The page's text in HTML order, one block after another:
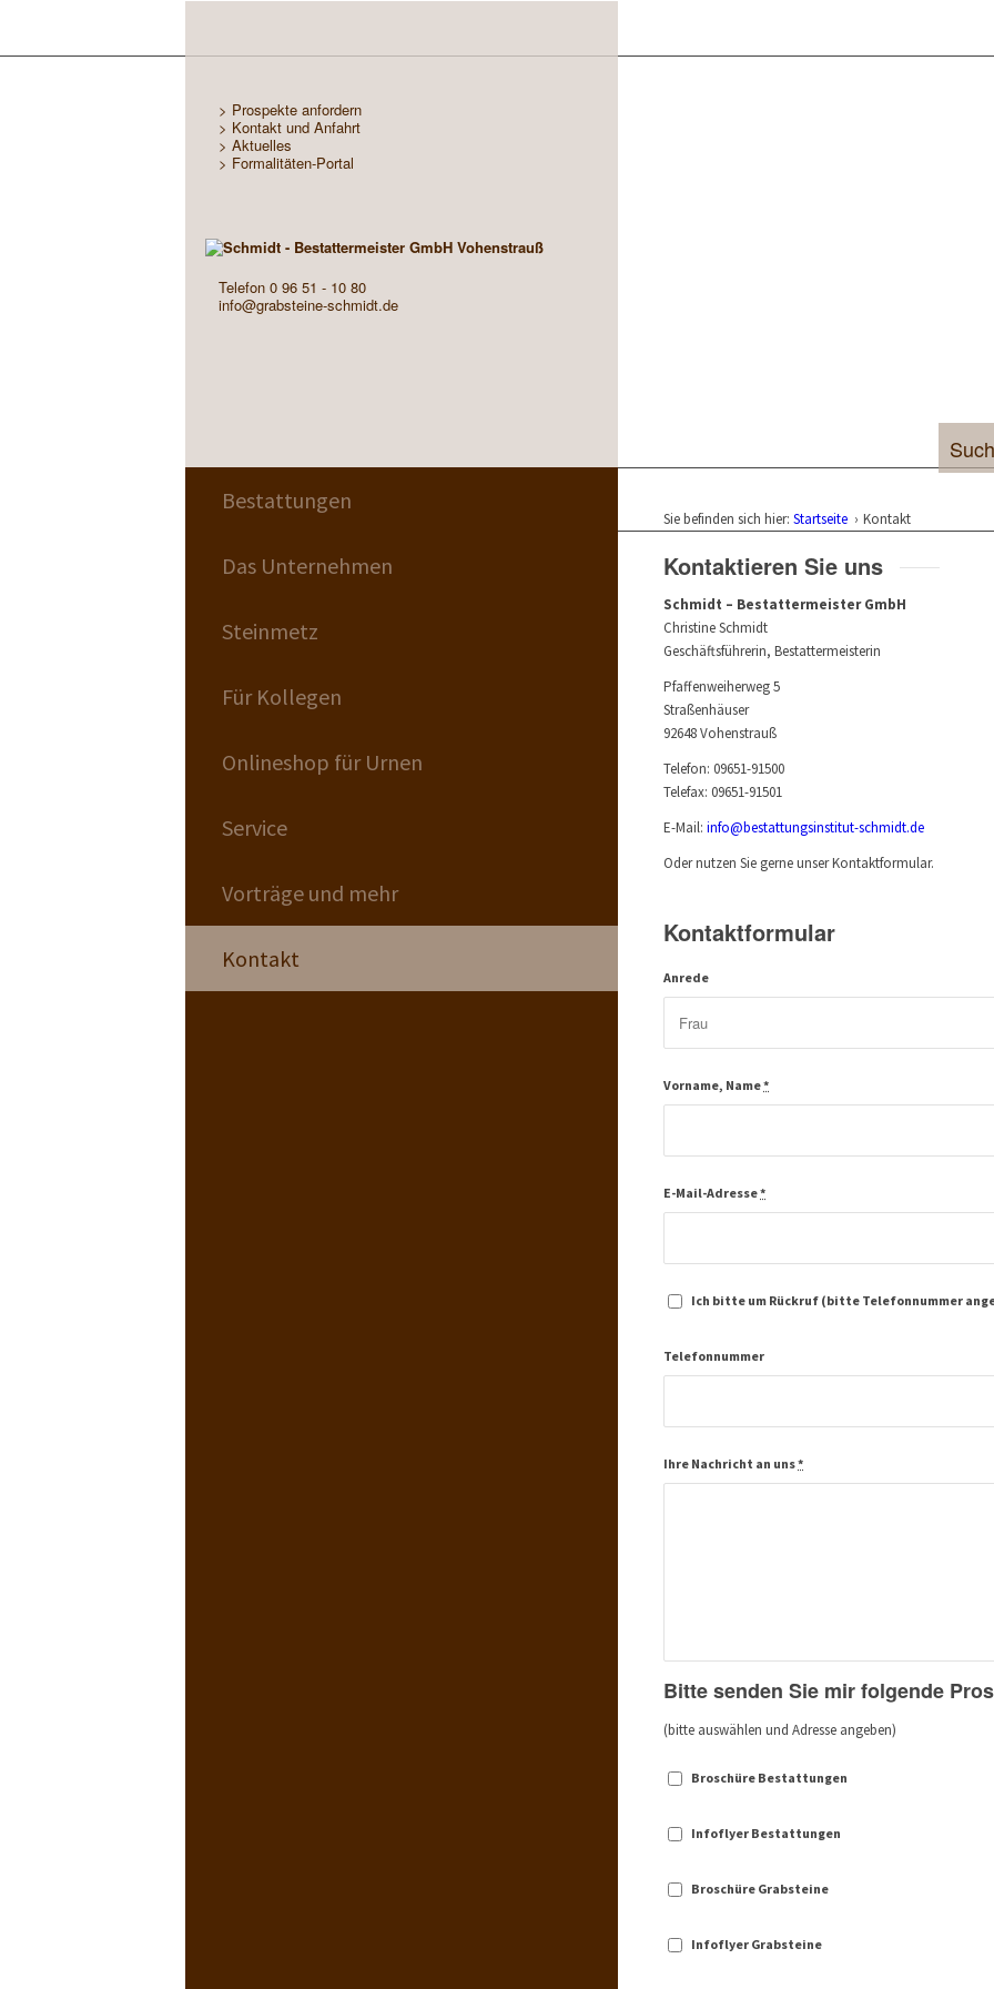
> Prospekte anfordern
> Kontakt und Anfahrt
> Aktuelles
> Formalitäten-Portal
Telefon 0 96 51 - 10 80
info@grabsteine-schmidt.de
Bestattungen
Das Unternehmen
Steinmetz
Für Kollegen
Onlineshop für Urnen
Service
Vorträge und mehr
Kontakt
Sie befinden sich hier: Startseite › Kontakt
Kontaktieren Sie uns
Schmidt – Bestattermeister GmbH
Christine Schmidt
Geschäftsführerin, Bestattermeisterin
Pfaffenweiherweg 5
Straßenhäuser
92648 Vohenstrauß
Telefon: 09651-91500
Telefax: 09651-91501
E-Mail: info@bestattungsinstitut-schmidt.de
Oder nutzen Sie gerne unser Kontaktformular.
Kontaktformular
Anrede
Vorname, Name*
E-Mail-Adresse*
Ich bitte um Rückruf (bitte Telefonnummer
Telefonnummer
Ihre Nachricht an uns*
Bitte senden Sie mir folgende
(bitte auswählen und Adresse angeben)
Broschüre Bestattungen
Infoflyer Bestattungen
Broschüre Grabsteine
Infoflyer Grabsteine